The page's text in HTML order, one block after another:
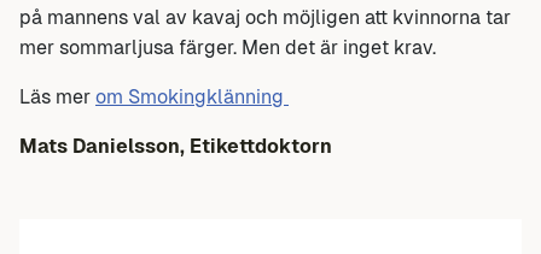
på mannens val av kavaj och möjligen att kvinnorna tar
mer sommarljusa färger. Men det är inget krav.
Läs mer om Smokingklänning
Mats Danielsson, Etikettdoktorn